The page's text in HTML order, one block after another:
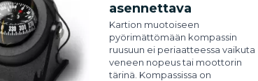
asennettava
Kartion muotoiseen
pyörimättömään kompassin
ruusuun ei periaatteessa vaikuta
veneen nopeus tai moottorin
tärinä. Kompassissa on